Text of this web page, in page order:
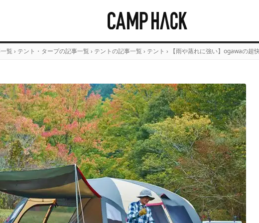
覧 › テント・タープの記事一覧 › テントの記事一覧 › テント › 【雨や蒸れに強い】ogawaの超